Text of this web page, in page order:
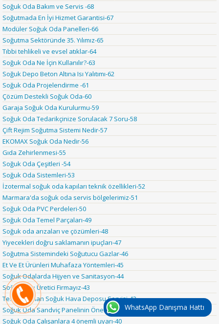
Soğuk Oda Bakım ve Servis -68
Soğutmada En İyi Hizmet Garantisi-67
Modüler Soğuk Oda Panelleri-66
Soğutma Sektöründe 35. Yılımız-65
Tıbbi tehlikeli ve evsel atıklar-64
Soğuk Oda Ne İçin Kullanılır?-63
Soğuk Depo Beton Altına Isı Yalıtımı-62
Soğuk Oda Projelendirme -61
Çözüm Destekli Soğuk Oda-60
Garaja Soğuk Oda Kurulurmu-59
Soğuk Oda Tedarikçinize Sorulacak 7 Soru-58
Çift Rejim Soğutma Sistemi Nedir-57
EKOMAX Soğuk Oda Nedir-56
Gıda Zehirlenmesi-55
Soğuk Oda Çeşitleri -54
Soğuk Oda Sistemleri-53
İzotermal soğuk oda kapıları teknik özellikleri-52
Marmara'da soğuk oda servis bölgelerimiz-51
Soğuk Oda PVC Perdeleri-50
Soğuk Oda Temel Parçaları-49
Soğuk oda arızaları ve çözümleri-48
Yiyecekleri doğru saklamanın ipuçları-47
Soğutma Sistemindeki Soğutucu Gazlar-46
Et Ve Et Ürünleri Muhafaza Yöntemleri-45
Soğuk Odalarda Hijyen ve Sanitasyon-44
Soğuk Oda Üretici Firmayız-43
Tek Noktadan Soğuk Hava Deposu Servisi-42
Soğuk Oda Sandviç Panelinin Önemi-41
Soğuk Oda Çalışanlara 4 önemli uyarı-40
WhatsApp Danışma Hattı